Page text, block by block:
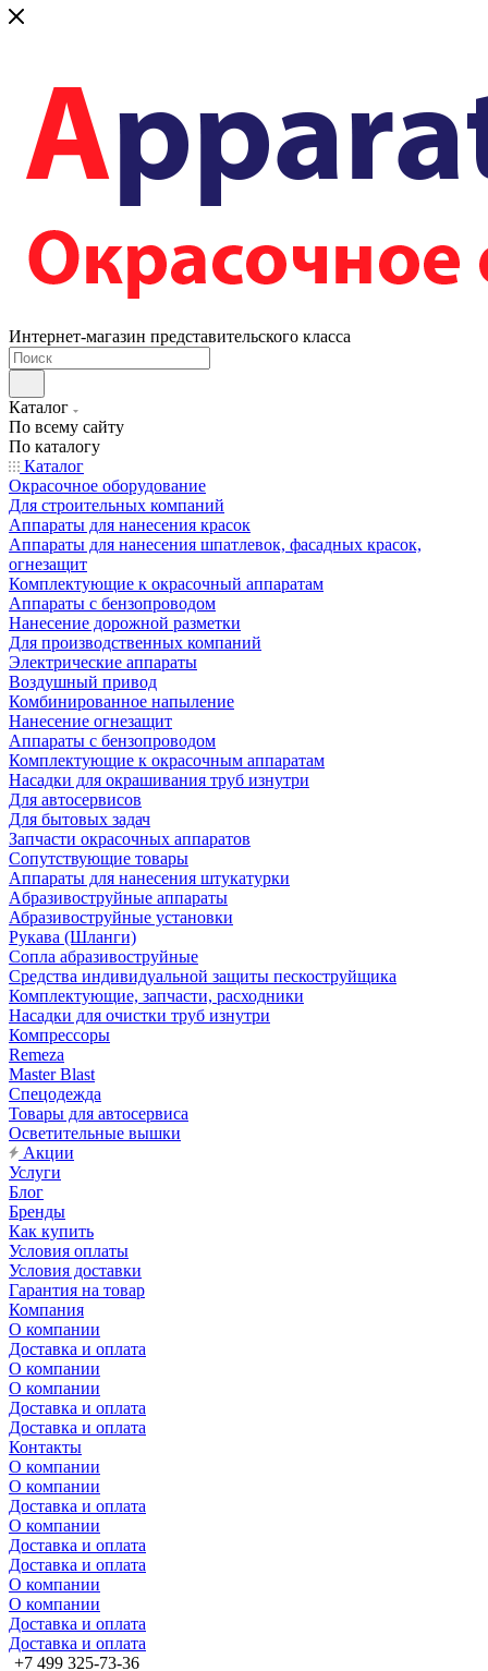
Интернет-магазин представительского класса
Каталог
По всему сайту
По каталогу
Каталог
Окрасочное оборудование
Для строительных компаний
Аппараты для нанесения красок
Аппараты для нанесения шпатлевок, фасадных красок,
огнезащит
Комплектующие к окрасочный аппаратам
Аппараты с бензопроводом
Нанесение дорожной разметки
Для производственных компаний
Электрические аппараты
Воздушный привод
Комбинированное напыление
Нанесение огнезащит
Аппараты с бензопроводом
Комплектующие к окрасочным аппаратам
Насадки для окрашивания труб изнутри
Для автосервисов
Для бытовых задач
Запчасти окрасочных аппаратов
Сопутствующие товары
Аппараты для нанесения штукатурки
Aбразивоструйные аппараты
Абразивоструйные установки
Рукава (Шланги)
Сопла абразивоструйные
Средства индивидуальной защиты пескоструйщика
Комплектующие, запчасти, расходники
Насадки для очистки труб изнутри
Компрессоры
Remeza
Master Blast
Спецодежда
Товары для автосервиса
Осветительные вышки
Акции
Услуги
Блог
Бренды
Как купить
Условия оплаты
Условия доставки
Гарантия на товар
Компания
О компании
Доставка и оплата
О компании
О компании
Доставка и оплата
Доставка и оплата
Контакты
О компании
О компании
Доставка и оплата
О компании
Доставка и оплата
Доставка и оплата
О компании
О компании
Доставка и оплата
Доставка и оплата
+7 499 325-73-36